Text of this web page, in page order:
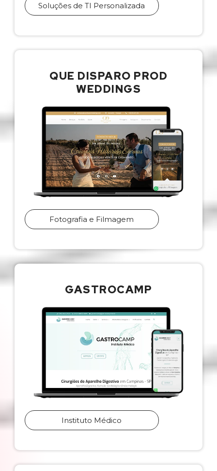
Soluções de TI Personalizada
QUE DISPARO PROD
WEDDINGS
Fotografia e Filmagem
GASTROCAMP
Instituto Médico